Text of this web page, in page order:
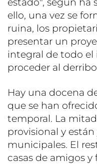
estado", según ha
ello, una vez se
ruina, los
presentar un
integral de todo el
proceder al
Hay una docena
que se han
temporal. La
provisional y
municipales. El
casas de amigos y